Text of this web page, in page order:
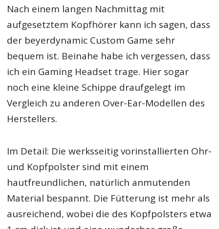
Nach einem langen Nachmittag mit
aufgesetztem Kopfhörer kann ich sagen, dass
der beyerdynamic Custom Game sehr
bequem ist. Beinahe habe ich vergessen, dass
ich ein Gaming Headset trage. Hier sogar
noch eine kleine Schippe draufgelegt im
Vergleich zu anderen Over-Ear-Modellen des
Herstellers.
Im Detail: Die werksseitig vorinstallierten Ohr-
und Kopfpolster sind mit einem
hautfreundlichen, natürlich anmutenden
Material bespannt. Die Fütterung ist mehr als
ausreichend, wobei die des Kopfpolsters etwa